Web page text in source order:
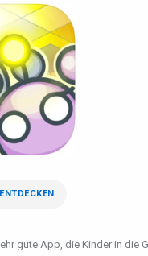
ENTDECKEN
gute App, die Kinder in die